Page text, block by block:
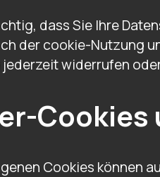
dass Sie Ihre
der cookie-Nutzung
widerrufen
Cookies
Cookies können